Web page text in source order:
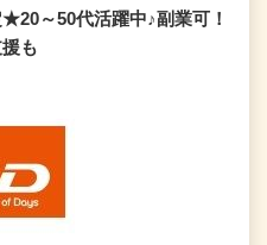
～50代活躍中♪副業可！
も